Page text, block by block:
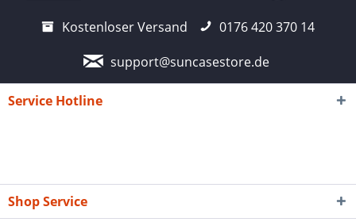
Kostenloser Versand
0176 420 370 14
support@suncasestore.de
Service Hotline
Shop Service